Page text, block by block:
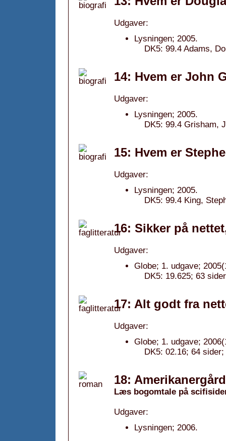
Udgaver:
Lysningen; 2005.
DK5: 99.4 Adams,
14: Hvem er John
Udgaver:
Lysningen; 2005.
DK5: 99.4 Grisham,
15: Hvem er
Udgaver:
Lysningen; 2005.
DK5: 99.4 King,
16: Sikker på
Udgaver:
Globe; 1. udgave;
DK5: 19.625; 63
17: Alt godt fra
Udgaver:
Globe; 1. udgave;
DK5: 02.16; 64 sider;
18:
Læs bogomtale på
Udgaver:
Lysningen; 2006.